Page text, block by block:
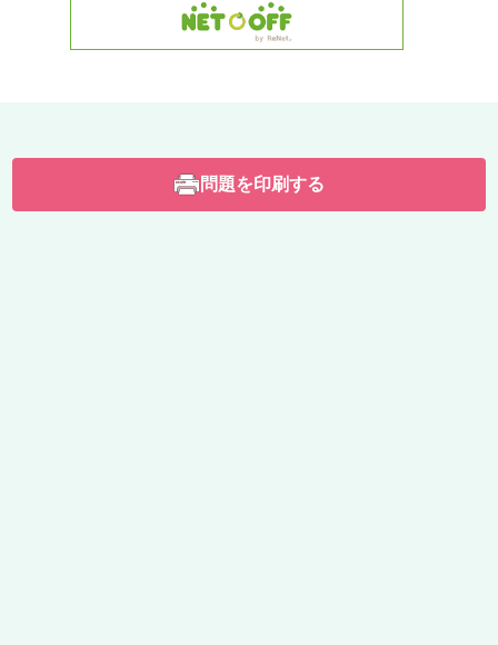
問題を印刷する